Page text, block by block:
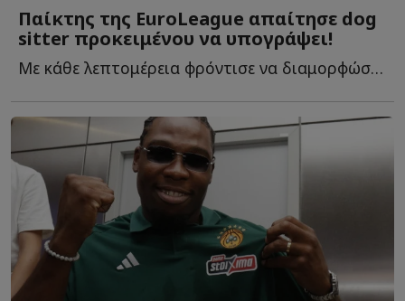
Παίκτης της EuroLeague απαίτησε dog
sitter προκειμένου να υπογράψει!
Με κάθε λεπτομέρεια φρόντισε να διαμορφώσει τις συνθήκες τ...